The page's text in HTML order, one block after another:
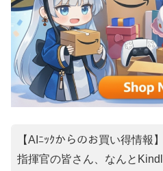
【AIﾆｯｸからのお買い得情報】
指揮官の皆さん、なんと